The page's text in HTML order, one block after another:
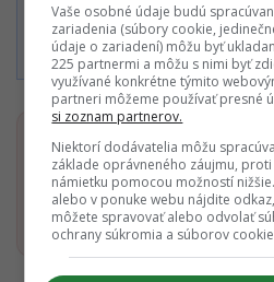
Súhlasím sPodmienkami
používania,Všeobecnými
Podmienkami
Dostaň Startitup do
Pridať ako
Vaše osobné údaje budú
zariadenia (súbory cookie,
údaje o zariadení) môžu byť
225 partnermi a môžu s nimi byť
využívané konkrétne týmito
partneri môžeme používať presné
si zoznam partnerov.
Niektorí dodávatelia môžu
základe oprávneného záujmu,
námietku pomocou možností
alebo v ponuke webu nájdite
môžete spravovať alebo odvolať
ochrany súkromia a súborov